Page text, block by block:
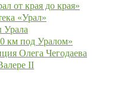
от края до края»
«Урал»
км под Уралом»
Олега Чегодаева
II